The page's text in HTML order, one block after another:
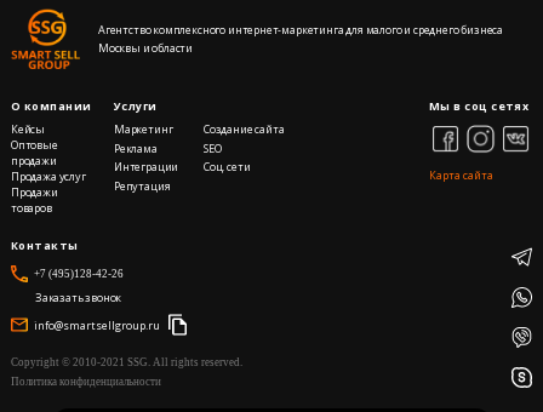
Агентство комплексного интернет-маркетинга для малого и среднего бизнеса
Москвы и области
О компании
Кейсы
Оптовые
продажи
Продажа услуг
Продажи
товаров
Услуги
Маркетинг
Создание сайта
Реклама
SEO
Интеграции
Cоц. сети
Репутация
Мы в соц сетях
Карта сайта
Контакты
+7 (495)128-42-26
Заказать звонок
info@smartsellgroup.ru
Copyright © 2010-2021 SSG. All rights reserved.
Политика конфиденциальности